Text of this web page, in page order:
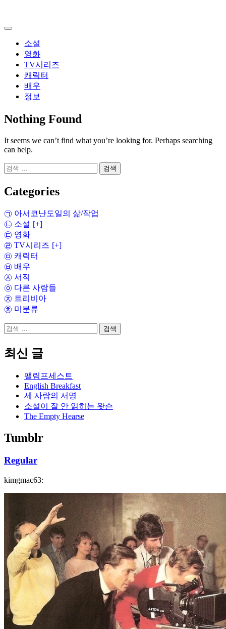
content
소설
영화
TV시리즈
캐릭터
배우
정보
Nothing Found
It seems we can’t find what you’re looking for. Perhaps searching
can help.
검
Categories
㉠ 아서코난도일의 삶/작업
㉡ 소설 [+]
㉢ 영화
㉣ TV시리즈 [+]
㉤ 캐릭터
㉥ 배우
㉦ 서적
㉧ 다른 사람들
㉨ 트리비아
㉩ 미분류
검
최신 글
팰림프세스트
English Breakfast
세 사람의 서명
소설이 잘 안 읽히는 왓슨
The Empty Hearse
Tumblr
Regular
kimgmac63: